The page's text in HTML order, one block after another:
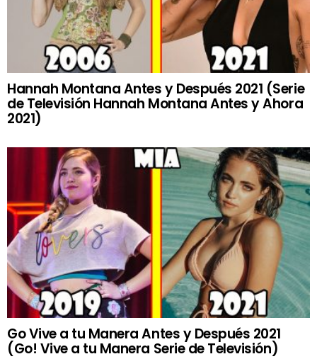
Hannah Montana Antes y Después 2021 (Serie
de Televisión Hannah Montana Antes y Ahora
2021)
Go Vive a tu Manera Antes y Después 2021
(Go! Vive a tu Manera Serie de Televisión)